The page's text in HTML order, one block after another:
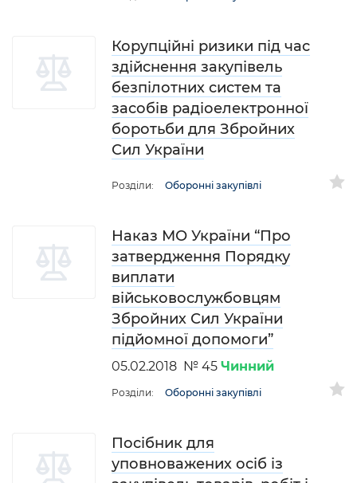
Корупційні ризики під час
здійснення закупівель
безпілотних систем та
засобів радіоелектронної
боротьби для Збройних
Сил України
Розділи: Оборонні закупівлі
Наказ МО України “Про
затвердження Порядку
виплати
військовослужбовцям
Збройних Сил України
підйомної допомоги”
05.02.2018 № 45 Чинний
Розділи: Оборонні закупівлі
Посібник для
уповноважених осіб із